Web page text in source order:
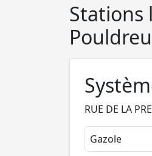
Stations
RUE DE LA
Gazole